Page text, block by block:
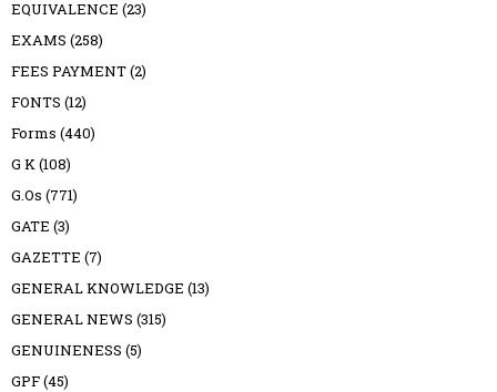
EQUIVALENCE (23)
EXAMS (258)
FEES PAYMENT(2)
FONTS (12)
Forms (440)
G K (108)
G.Os (771)
GATE (3)
GAZETTE (7)
GENERAL KNOWLEDGE (13)
GENERAL NEWS (315)
GENUINENESS (5)
GPF(45)